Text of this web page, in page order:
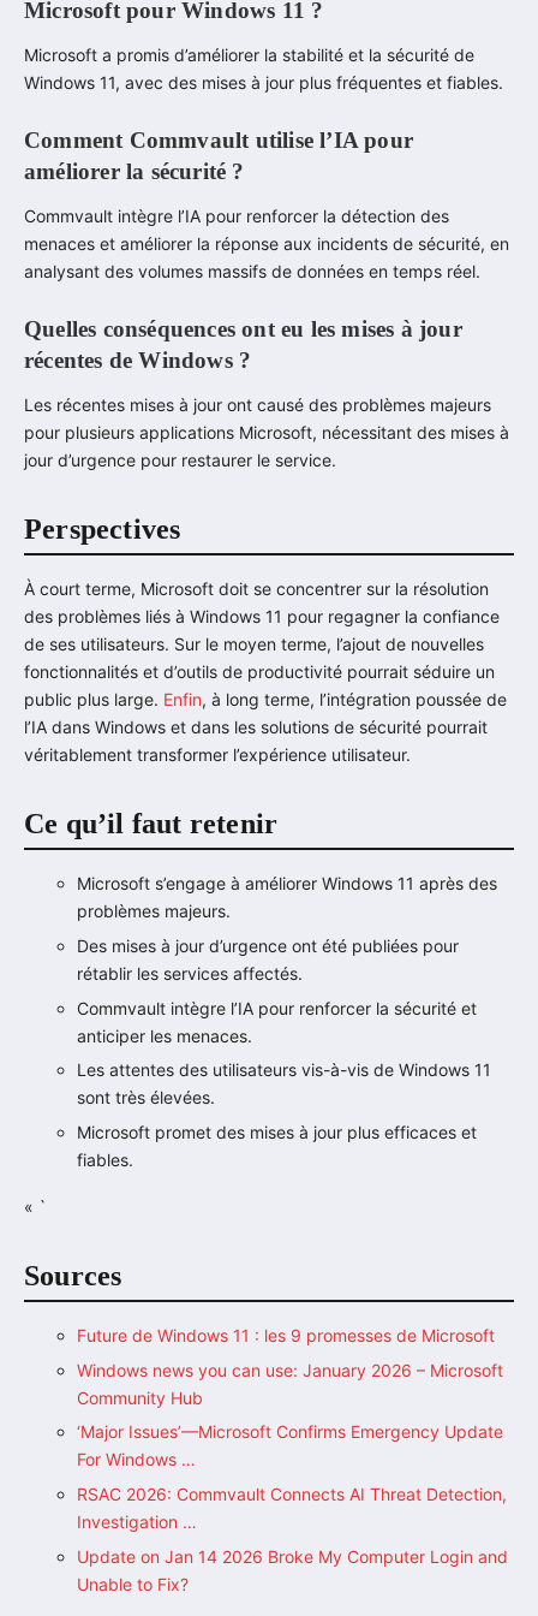
Microsoft pour Windows 11 ?
Microsoft a promis d’améliorer la stabilité et la sécurité de
Windows 11, avec des mises à jour plus fréquentes et fiables.
Comment Commvault utilise l’IA pour
améliorer la sécurité ?
Commvault intègre l’IA pour renforcer la détection des
menaces et améliorer la réponse aux incidents de sécurité, en
analysant des volumes massifs de données en temps réel.
Quelles conséquences ont eu les mises à jour
récentes de Windows ?
Les récentes mises à jour ont causé des problèmes majeurs
pour plusieurs applications Microsoft, nécessitant des mises à
jour d’urgence pour restaurer le service.
Perspectives
À court terme, Microsoft doit se concentrer sur la résolution
des problèmes liés à Windows 11 pour regagner la confiance
de ses utilisateurs. Sur le moyen terme, l’ajout de nouvelles
fonctionnalités et d’outils de productivité pourrait séduire un
public plus large. Enfin, à long terme, l’intégration poussée de
l’IA dans Windows et dans les solutions de sécurité pourrait
véritablement transformer l’expérience utilisateur.
Ce qu’il faut retenir
Microsoft s’engage à améliorer Windows 11 après des
problèmes majeurs.
Des mises à jour d’urgence ont été publiées pour
rétablir les services affectés.
Commvault intègre l’IA pour renforcer la sécurité et
anticiper les menaces.
Les attentes des utilisateurs vis-à-vis de Windows 11
sont très élevées.
Microsoft promet des mises à jour plus efficaces et
fiables.
« `
Sources
Future de Windows 11 : les 9 promesses de Microsoft
Windows news you can use: January 2026 – Microsoft
Community Hub
‘Major Issues’—Microsoft Confirms Emergency Update
For Windows …
RSAC 2026: Commvault Connects AI Threat Detection,
Investigation …
Update on Jan 14 2026 Broke My Computer Login and
Unable to Fix?